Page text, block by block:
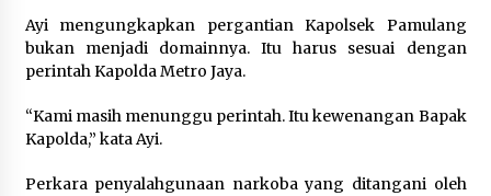
Respons Cepat Aduan Warga, Wali
Roboh Korban Bencana, Salurkan
Ayi mengungkapkan pergantian Kapolsek Pamulang
bukan menjadi domainnya. Itu harus sesuai dengan
perintah Kapolda Metro Jaya.
“Kami masih menunggu perintah. Itu kewenangan Bapak
Kapolda,” kata Ayi.
Perkara penyalahgunaan narkoba yang ditangani oleh